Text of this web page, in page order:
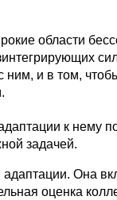
области
ним, и в том,
к нему
задачей.
Она
оценка